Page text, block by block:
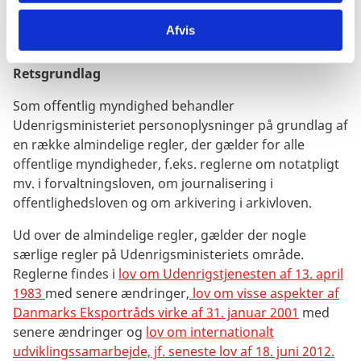
Afvis
Outlook.com, ProtonMail eller Yahoo – være krypteret
Retsgrundlag
Som offentlig myndighed behandler
Udenrigsministeriet personoplysninger på grundlag af
en række almindelige regler, der gælder for alle
offentlige myndigheder, f.eks. reglerne om notatpligt
mv. i forvaltningsloven, om journalisering i
offentlighedsloven og om arkivering i arkivloven.
Ud over de almindelige regler, gælder der nogle
særlige regler på Udenrigsministeriets område.
Reglerne findes i lov om Udenrigstjenesten af 13. april
1983 med senere ændringer, lov om visse aspekter af
Danmarks Eksportråds virke af 31. januar 2001 med
senere ændringer og lov om internationalt
udviklingssamarbejde, jf. seneste lov af 18. juni 2012.